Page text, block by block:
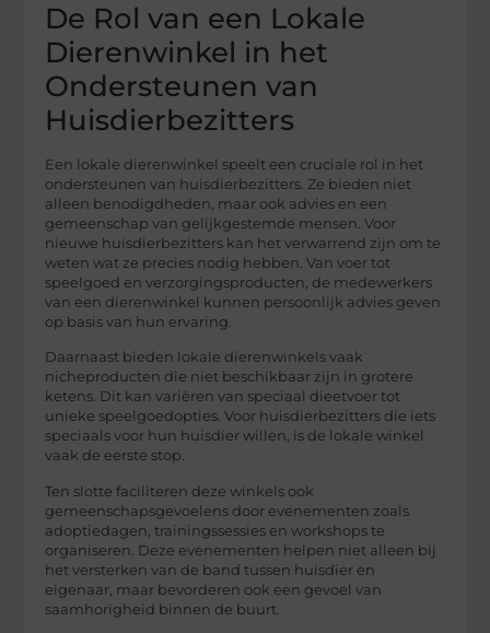
De Rol van een Lokale
Dierenwinkel in het
Ondersteunen van
Huisdierbezitters
Een lokale dierenwinkel speelt een cruciale rol in het
ondersteunen van huisdierbezitters. Ze bieden niet
alleen benodigdheden, maar ook advies en een
gemeenschap van gelijkgestemde mensen. Voor
nieuwe huisdierbezitters kan het verwarrend zijn om te
weten wat ze precies nodig hebben. Van voer tot
speelgoed en verzorgingsproducten, de medewerkers
van een dierenwinkel kunnen persoonlijk advies geven
op basis van hun ervaring.
Daarnaast bieden lokale dierenwinkels vaak
nicheproducten die niet beschikbaar zijn in grotere
ketens. Dit kan variëren van speciaal dieetvoer tot
unieke speelgoedopties. Voor huisdierbezitters die iets
speciaals voor hun huisdier willen, is de lokale winkel
vaak de eerste stop.
Ten slotte faciliteren deze winkels ook
gemeenschapsgevoelens door evenementen zoals
adoptiedagen, trainingssessies en workshops te
organiseren. Deze evenementen helpen niet alleen bij
het versterken van de band tussen huisdier en
eigenaar, maar bevorderen ook een gevoel van
saamhorigheid binnen de buurt.